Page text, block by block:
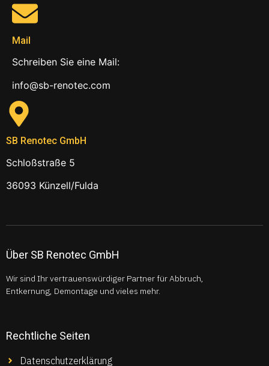
Mail
Schreiben Sie eine Mail:
info@sb-renotec.com
SB Renotec GmbH
Schloßstraße 5
36093 Künzell/Fulda
Über SB Renotec GmbH
Wir sind Ihr vertrauenswürdiger Partner für Abbruch,
Entkernung, Demontage und vieles mehr.
Rechtliche Seiten
Datenschutzerklärung